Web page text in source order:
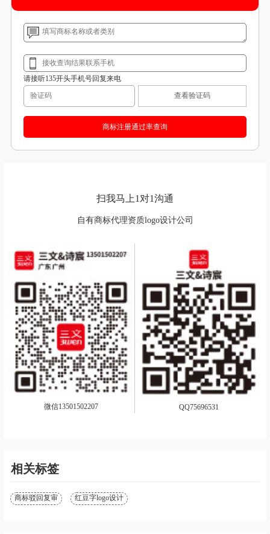
请接听135开头手机号回复来电
查看验证码
扫我马上1对1沟通
自有商标代理资质logo设计公司
微信13501502207 QQ75696531
相关标签
商标驳回复审 红豆字logo设计